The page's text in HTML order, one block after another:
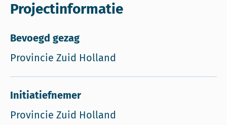
Projectinformatie
Bevoegd gezag
Provincie Zuid Holland
Initiatiefnemer
Provincie Zuid Holland